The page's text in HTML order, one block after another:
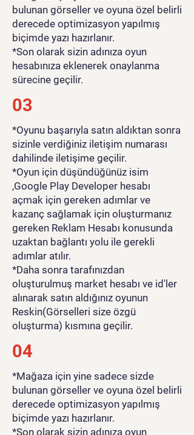
bulunan görseller ve oyuna özel belirli
derecede optimizasyon yapılmış
biçimde yazı hazırlanır.
*Son olarak sizin adınıza oyun
hesabınıza eklenerek onaylanma
sürecine geçilir.
03
*Oyunu başarıyla satın aldıktan sonra
sizinle verdiğiniz iletişim numarası
dahilinde iletişime geçilir.
*Oyun için düşündüğünüz isim
,Google Play Developer hesabı
açmak için gereken adımlar ve
kazanç sağlamak için oluşturmanız
gereken Reklam Hesabı konusunda
uzaktan bağlantı yolu ile gerekli
adımlar atılır.
*Daha sonra tarafınızdan
oluşturulmuş market hesabı ve id'ler
alınarak satın aldığınız oyunun
Reskin(Görselleri size özgü
oluşturma) kısmına geçilir.
04
*Mağaza için yine sadece sizde
bulunan görseller ve oyuna özel belirli
derecede optimizasyon yapılmış
biçimde yazı hazırlanır.
*Son olarak sizin adınıza oyun